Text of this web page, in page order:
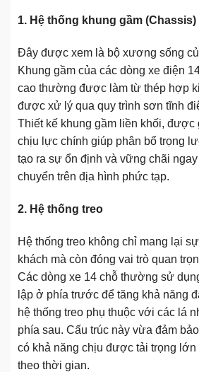
1. Hệ thống khung gầm (Chassis)
Đây được xem là bộ xương sống
Khung gầm của các dòng xe điện
cao thường được làm từ thép hợp
được xử lý qua quy trình sơn tĩnh
Thiết kế khung gầm liền khối, được
chịu lực chính giúp phân bổ trọng
tạo ra sự ổn định và vững chãi
chuyển trên địa hình phức tạp.
2. Hệ thống treo
Hệ thống treo không chỉ mang lại
khách mà còn đóng vai trò quan
Các dòng xe 14 chỗ thường sử
lập ở phía trước để tăng khả năng
hệ thống treo phụ thuộc với các lá
phía sau. Cấu trúc này vừa đảm
có khả năng chịu được tải trọng lớn
theo thời gian.